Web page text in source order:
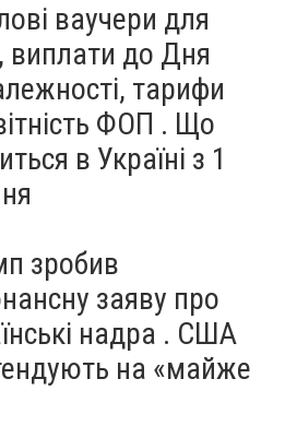
ваучери для
виплати до Дня
тарифи
ФОП . Що
в Україні з 1
зробив
заяву про
надра . США
на «майже